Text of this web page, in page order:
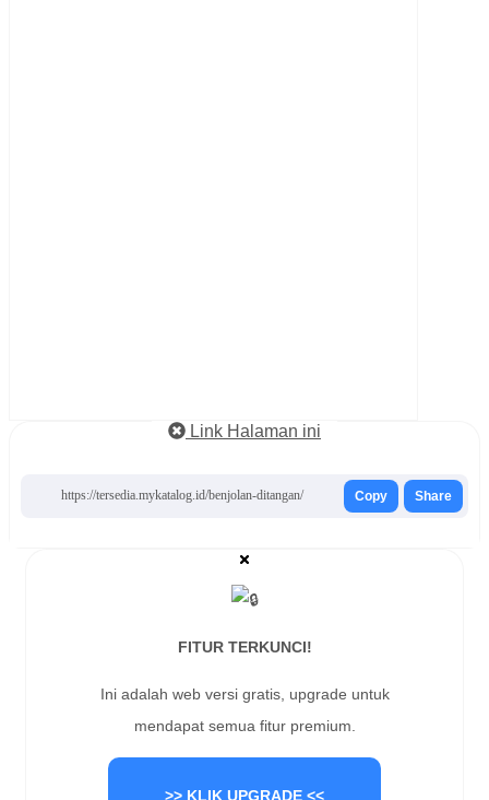
Link Halaman ini
https://tersedia.mykatalog.id/benjolan-ditangan/ Copy Share
FITUR TERKUNCI!
Ini adalah web versi gratis, upgrade untuk
mendapat semua fitur premium.
>> KLIK UPGRADE <<